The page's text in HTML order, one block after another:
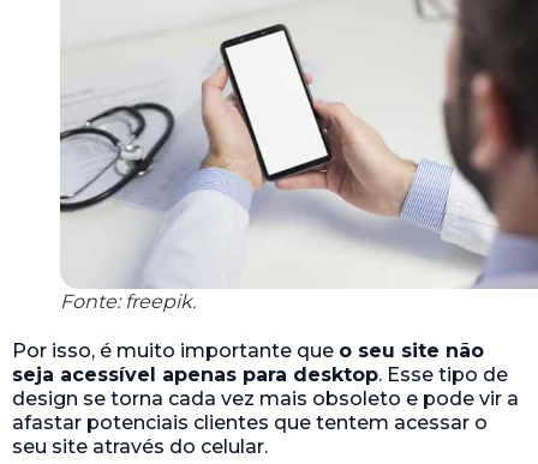
Fonte: freepik.
Por isso, é muito importante que o seu site não
seja acessível apenas para desktop. Esse tipo de
design se torna cada vez mais obsoleto e pode vir a
afastar potenciais clientes que tentem acessar o
seu site através do celular.